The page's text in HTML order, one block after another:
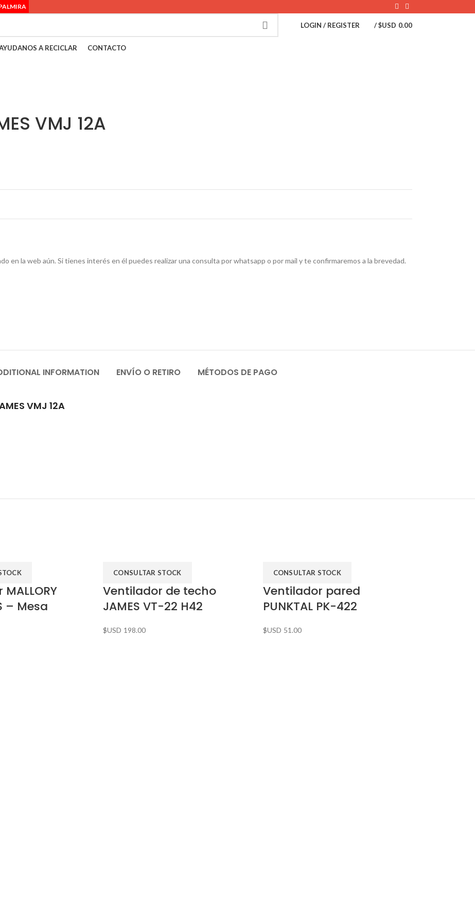
LOGIN / REGISTER /$USD 0.00
A RECICLAR CONTACTO
VMJ 12A
en la web aún. Si tienes interés en él puedes realizar una consulta por whatsapp o por mail y te confirmaremos a la brevedad.
INFORMATION ENVÍO O RETIRO MÉTODOS DE PAGO
VMJ 12A
– Mesa
CONSULTAR STOCK
Ventilador de techo
JAMES VT-22 H42
$USD 198.00
CONSULTAR STOCK
Ventilador pared
PUNKTAL PK-422
$USD 51.00